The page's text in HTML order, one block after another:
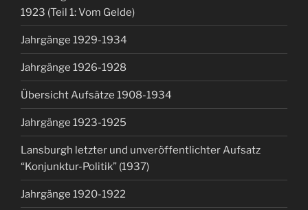
1923 (Teil 1: Vom Gelde)
Jahrgänge 1929-1934
Jahrgänge 1926-1928
Übersicht Aufsätze 1908-1934
Jahrgänge 1923-1925
Lansburgh letzter und unveröffentlichter Aufsatz
“Konjunktur-Politik” (1937)
Jahrgänge 1920-1922